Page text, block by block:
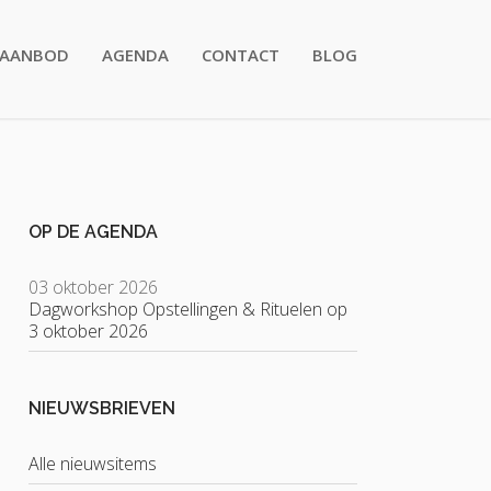
AANBOD AGENDA CONTACT BLOG
OP DE AGENDA
03 oktober 2026
Dagworkshop Opstellingen & Rituelen op
3 oktober 2026
NIEUWSBRIEVEN
Alle nieuwsitems